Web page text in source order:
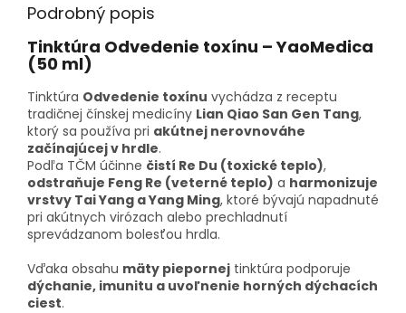
Podrobný popis
Tinktúra Odvedenie toxínu – YaoMedica
(50 ml)
Tinktúra Odvedenie toxínu vychádza z receptu
tradičnej čínskej medicíny Lian Qiao San Gen Tang,
ktorý sa používa pri akútnej nerovnováhe
začínajúcej v hrdle.
Podľa TČM účinne čistí Re Du (toxické teplo),
odstraňuje Feng Re (veterné teplo) a harmonizuje
vrstvy Tai Yang a Yang Ming, ktoré bývajú napadnuté
pri akútnych virózach alebo prechladnutí
sprevádzanom bolesťou hrdla.
Vďaka obsahu mäty piepornej tinktúra podporuje
dýchanie, imunitu a uvoľnenie horných dýchacích
ciest.